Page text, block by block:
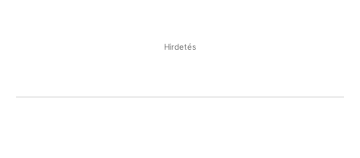
Hirdetés